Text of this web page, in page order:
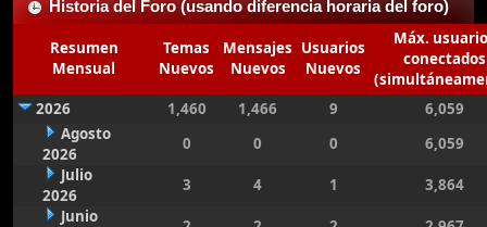
Historia del Foro (usando diferencia horaria del foro)
Resumen
Mensual
Temas
Nuevos
Mensajes
Nuevos
Usuarios
Nuevos
Máx.
conectados
2026
1,460 1,466 9
6,059
Agosto
2026
0 0 0
6,059
Julio
2026
3 4 1
3,864
Junio